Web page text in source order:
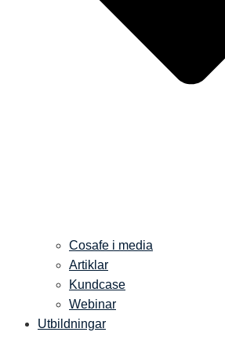
Cosafe i media
Artiklar
Kundcase
Webinar
Utbildningar